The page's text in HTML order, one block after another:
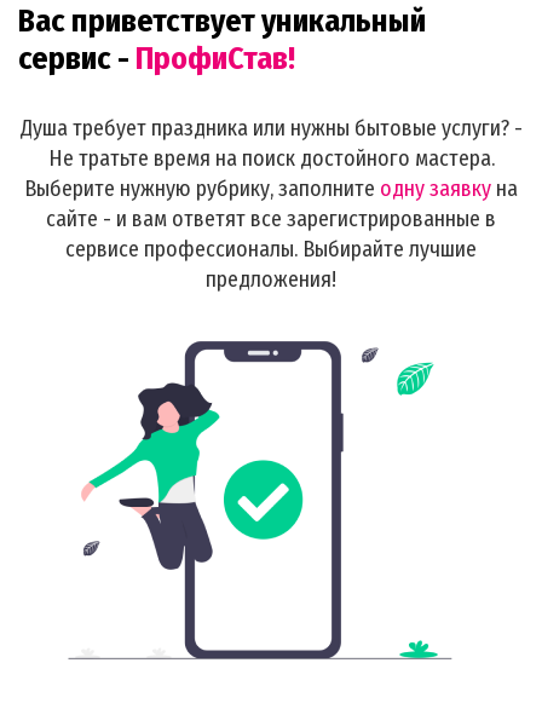
Вас приветствует уникальный
сервис - ПрофиСтав!
Душа требует праздника или нужны бытовые услуги? -
Не тратьте время на поиск достойного мастера.
Выберите нужную рубрику, заполните одну заявку на
сайте - и вам ответят все зарегистрированные в
сервисе профессионалы. Выбирайте лучшие
предложения!